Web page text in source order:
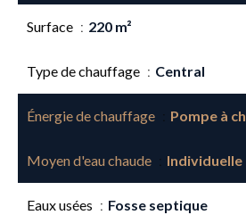
Surface 220 m²
Type de chauffage Central
Énergie de chauffage Pompe à
Moyen d'eau chaude Individuelle
Eaux usées Fosse septique